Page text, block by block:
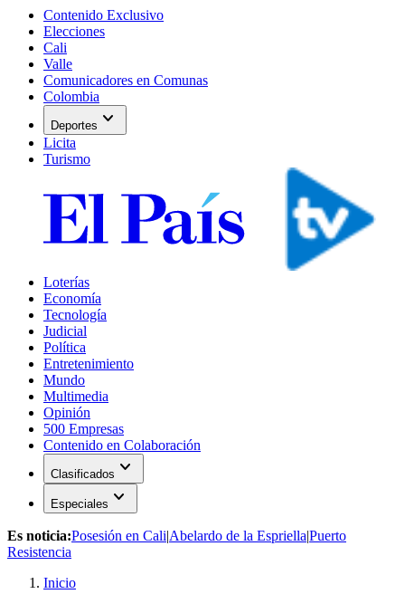
Contenido Exclusivo
Elecciones
Cali
Valle
Comunicadores en Comunas
Colombia
Deportes expand_more
Licita
Turismo
Loterías
Economía
Tecnología
Judicial
Política
Entretenimiento
Mundo
Multimedia
Opinión
500 Empresas
Contenido en Colaboración
Clasificados expand_more
Especiales expand_more
Es noticia:Posesión en Cali|Abelardo de la Espriella|Puerto
Resistencia
Inicio